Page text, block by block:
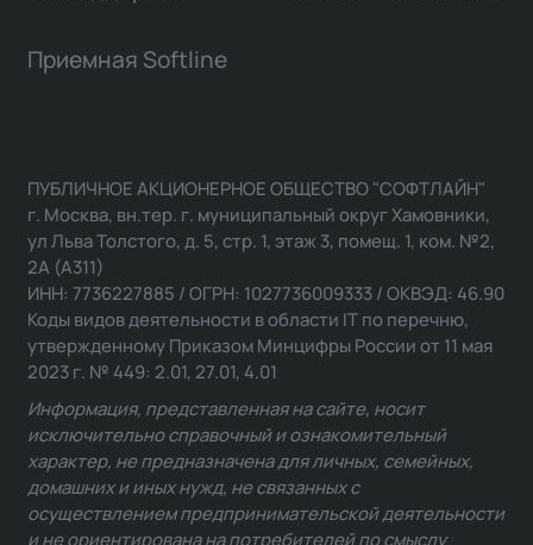
Приемная Softline
ПУБЛИЧНОЕ АКЦИОНЕРНОЕ ОБЩЕСТВО "СОФТЛАЙН"
г. Москва, вн.тер. г. муниципальный округ Хамовники,
ул Льва Толстого, д. 5, стр. 1, этаж 3, помещ. 1, ком. №2,
2А (А311)
ИНН: 7736227885 / ОГРН: 1027736009333 / ОКВЭД: 46.90
Коды видов деятельности в области IT по перечню,
утвержденному Приказом Минцифры России от 11 мая
2023 г. № 449: 2.01, 27.01, 4.01
Информация, представленная на сайте, носит
исключительно справочный и ознакомительный
характер, не предназначена для личных, семейных,
домашних и иных нужд, не связанных с
осуществлением предпринимательской деятельности
и не ориентирована на потребителей по смыслу